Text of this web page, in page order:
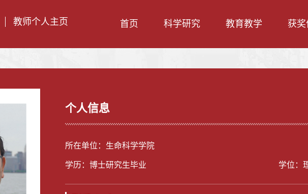
教师个人主页 首页 科学研究 教育教学 获奖
个人信息
所在单位：生命科学学院
学历：博士研究生毕业 学位：